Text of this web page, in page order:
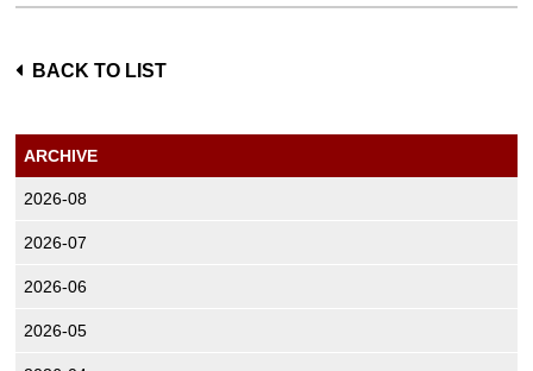
BACK TO LIST
ARCHIVE
2026-08
2026-07
2026-06
2026-05